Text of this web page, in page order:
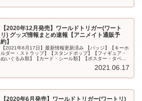
【2020年12月発売】ワールドトリガー(ワート
リ) グッズ情報まとめ速報【アニメイト通販予
約】
【2021年6月17日】最新情報更新済み 【バッジ】【キーホ
ルダー・ストラップ】【スタンドポップ】【フィギュア・
ぬいぐるみ類】【カード・シール類】【ポスター・タペス
2021.06.17
【2020年6月発売】ワールドトリガー(ワートリ)